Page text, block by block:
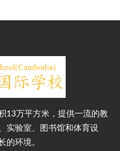
13万平方米，提供一流的教
实验室、图书馆和体育设
的环境。